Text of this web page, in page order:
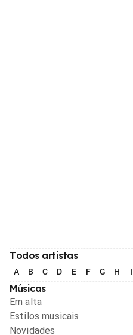
Todos artistas
A B C D E F G H I
Músicas
Em alta
Estilos musicais
Novidades